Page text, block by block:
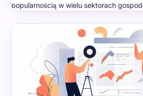
popularnością w wielu sektorach